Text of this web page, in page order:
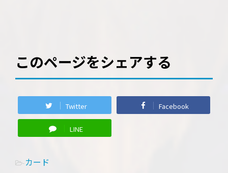
このページをシェアする
Twitter Facebook
LINE
-カード